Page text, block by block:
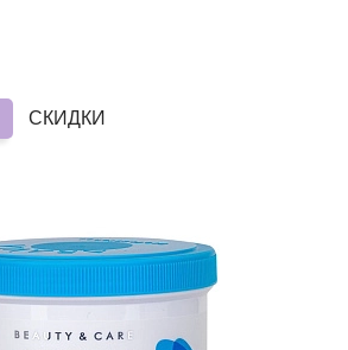
СКИДКИ